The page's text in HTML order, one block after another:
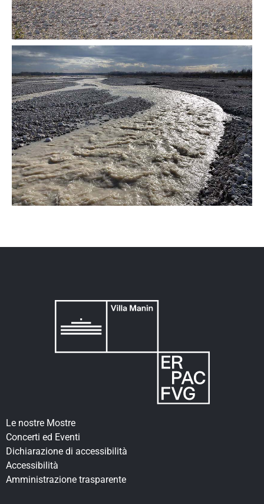
Le nostre Mostre
Concerti ed Eventi
Dichiarazione di accessibilità
Accessibilità
Amministrazione trasparente